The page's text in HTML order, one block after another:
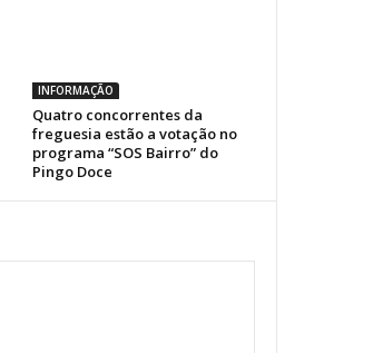
INFORMAÇÃO
Quatro concorrentes da
freguesia estão a votação no
programa “SOS Bairro” do
Pingo Doce